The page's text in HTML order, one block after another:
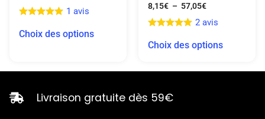
1 avis
Choix des options
8,15€ – 57,05€
2 avis
Choix des options
Livraison gratuite dès 59€